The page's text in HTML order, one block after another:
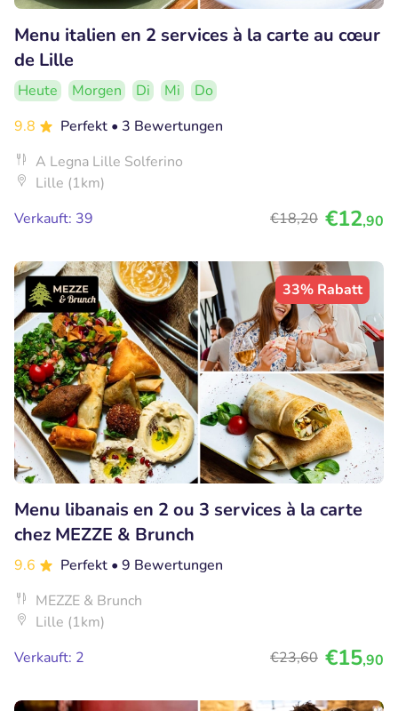
Menu italien en 2 services à la carte au cœur
de Lille
Heute Morgen Di Mi
Do
9.8
Perfekt • 3 Bewertungen
A Legna Lille Solferino
Lille (1km)
Verkauft: 39
€18,20 €12,90
33% Rabatt
Menu libanais en 2 ou 3 services à la carte
chez MEZZE & Brunch
9.6 Perfekt • 9 Bewertungen
MEZZE & Brunch
Lille (1km)
Verkauft: 2
€23,60 €15,90